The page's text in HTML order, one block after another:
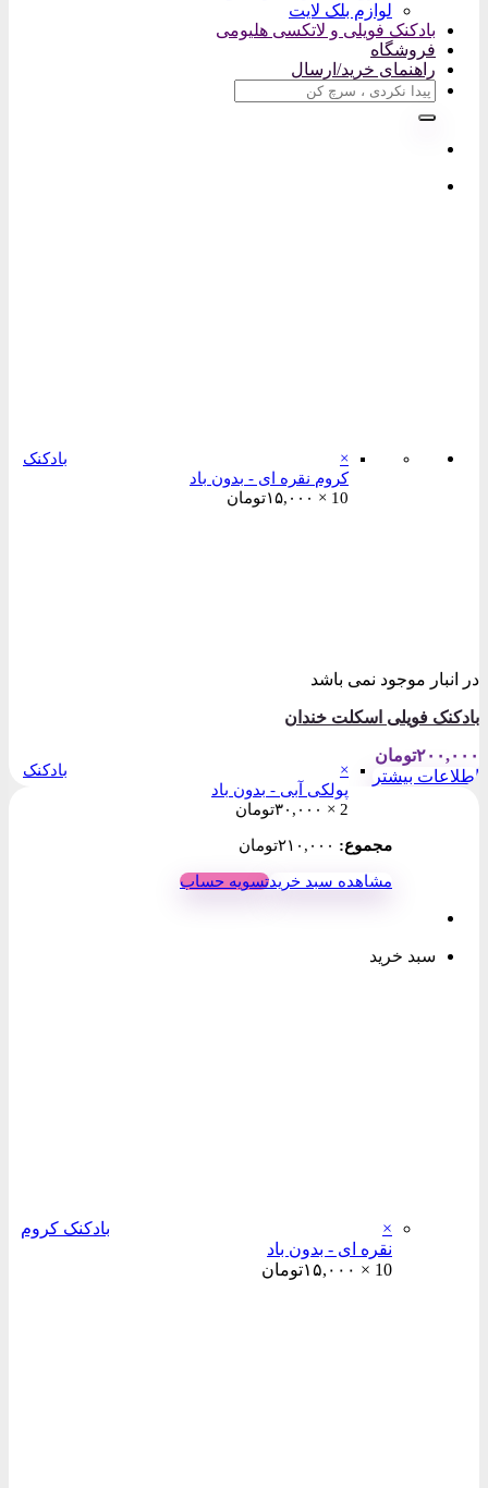
لوازم بلک لایت
بادکنک فویلی و لاتکسی هلیومی
فروشگاه
راهنمای خرید/ارسال
جستجو
×
بادکنک
کروم نقره ای - بدون باد
10 ×
۱۵,۰۰۰تومان
×
بادکنک
پولکی آبی - بدون باد
2 ×
۳۰,۰۰۰تومان
مجموع: ۲۱۰,۰۰۰تومان
مشاهده سبد خریدتسویه حساب
سبد خرید
×
بادکنک کروم
نقره ای - بدون باد
10 ×
۱۵,۰۰۰تومان
در انبار موجود نمی باشد
بادکنک فویلی اسکلت خندان
۲۰۰,۰۰۰تومان
اطلاعات بیشتر